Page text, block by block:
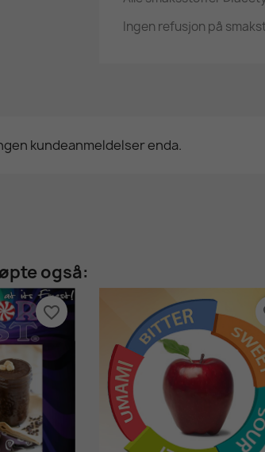
Ingen refusjon på
kundeanmeldelser enda.
også:
favorite_border